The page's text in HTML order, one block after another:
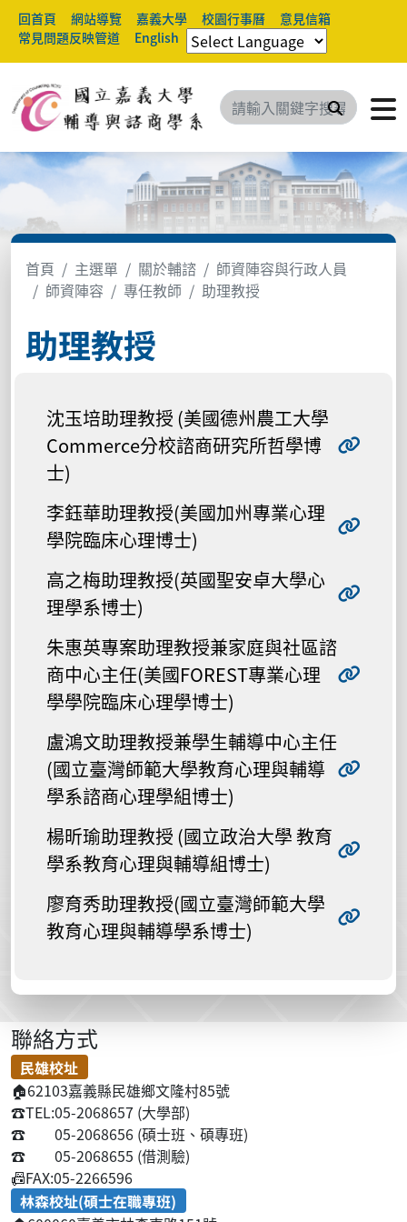
回首頁 網站導覽 嘉義大學 校園行事曆
意見信箱
常見問題反映管道
English
搜尋
首頁 主選單 關於輔諮
師資陣容與行政人員
師資陣容
專任教師 助理教授
助理教授
沈玉培助理教授 (美國德州農工大學
Commerce分校諮商研究所哲學博
士)
李鈺華助理教授(美國加州專業心理
學院臨床心理博士)
高之梅助理教授(英國聖安卓大學心
理學系博士)
朱惠英專案助理教授兼家庭與社區諮
商中心主任(美國FOREST專業心理
學學院臨床心理學博士)
盧鴻文助理教授兼學生輔導中心主任
(國立臺灣師範大學教育心理與輔導
學系諮商心理學組博士)
楊昕瑜助理教授 (國立政治大學 教育
學系教育心理與輔導組博士)
廖育秀助理教授(國立臺灣師範大學
教育心理與輔導學系博士)
聯絡方式
民雄校址
🏠62103嘉義縣民雄鄉文隆村85號
☎️TEL:05-2068657 (大學部)
☎️ 05-2068656 (碩士班、碩專班)
☎️ 05-2068655 (借測驗)
📠FAX:05-2266596
林森校址(碩士在職專班)